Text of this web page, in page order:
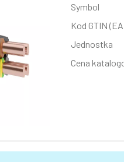
Symbol
Kod GTIN
Jednostka
Cena